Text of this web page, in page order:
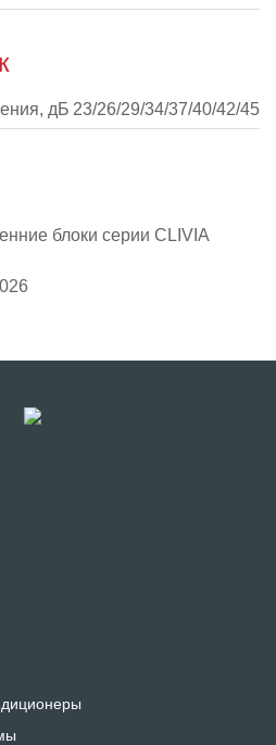
дБ 23/26/29/34/37/40/42/45
блоки серии CLIVIA